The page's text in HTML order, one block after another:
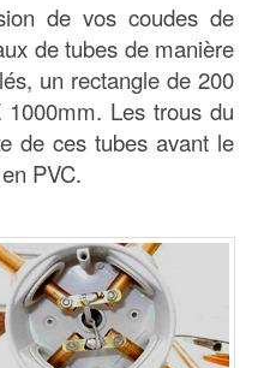
de vos coudes de
de tubes de manière
un rectangle de 200
Les trous du
de ces tubes avant le
PVC.